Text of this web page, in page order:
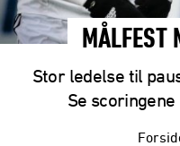
MÅLFEST
Stor ledelse til
Se scoringene